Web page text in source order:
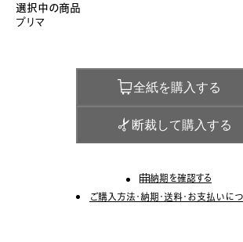
選択中の商品
プリマ
全紙を購入する
断裁して購入する
納期を確認する
ご購入方法・納期・送料・お支払いに